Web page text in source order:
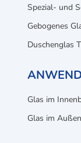
Spezial- und
Gebogenes
Duschenglas
Glas im
Glas im